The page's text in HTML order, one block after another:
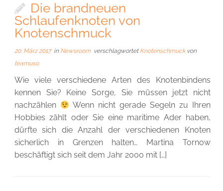
Die brandneuen
Schlaufenknoten von
Knotenschmuck
20. März 2017in Newsroom verschlagwortet Knotenschmuck von
teamuso
Wie viele verschiedene Arten des Knotenbindens
kennen Sie? Keine Sorge, Sie müssen jetzt nicht
nachzählen
Wenn nicht gerade Segeln zu Ihren
Hobbies zählt oder Sie eine maritime Ader haben,
dürfte sich die Anzahl der verschiedenen Knoten
sicherlich in Grenzen halten… Martina Tornow
beschäftigt sich seit dem Jahr 2000 mit […]